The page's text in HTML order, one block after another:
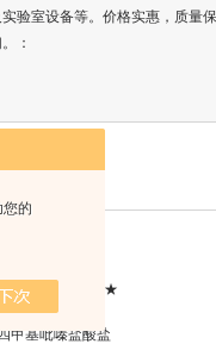
的
验室设备等。价格实惠，质量
：
单价：★现货★
甲基吡嗪盐酸盐